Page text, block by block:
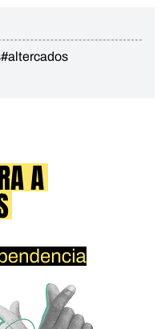
#altercados